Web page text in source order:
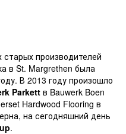
производителей
в St. Margrethen была
В 2013 году произошло
Parkett в Bauwerk Boen
Hardwood Flooring в
на сегодняшний день
.